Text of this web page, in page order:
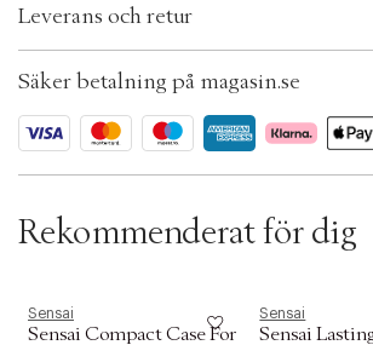
.
e
l
c
EAN: 4973167930274
ID: ACAJ36-0008
Leverans och retur
Säker betalning på magasin.se
Rekommenderat för dig
Sensai
Sensai Compact Case For
Sensai
Sensai